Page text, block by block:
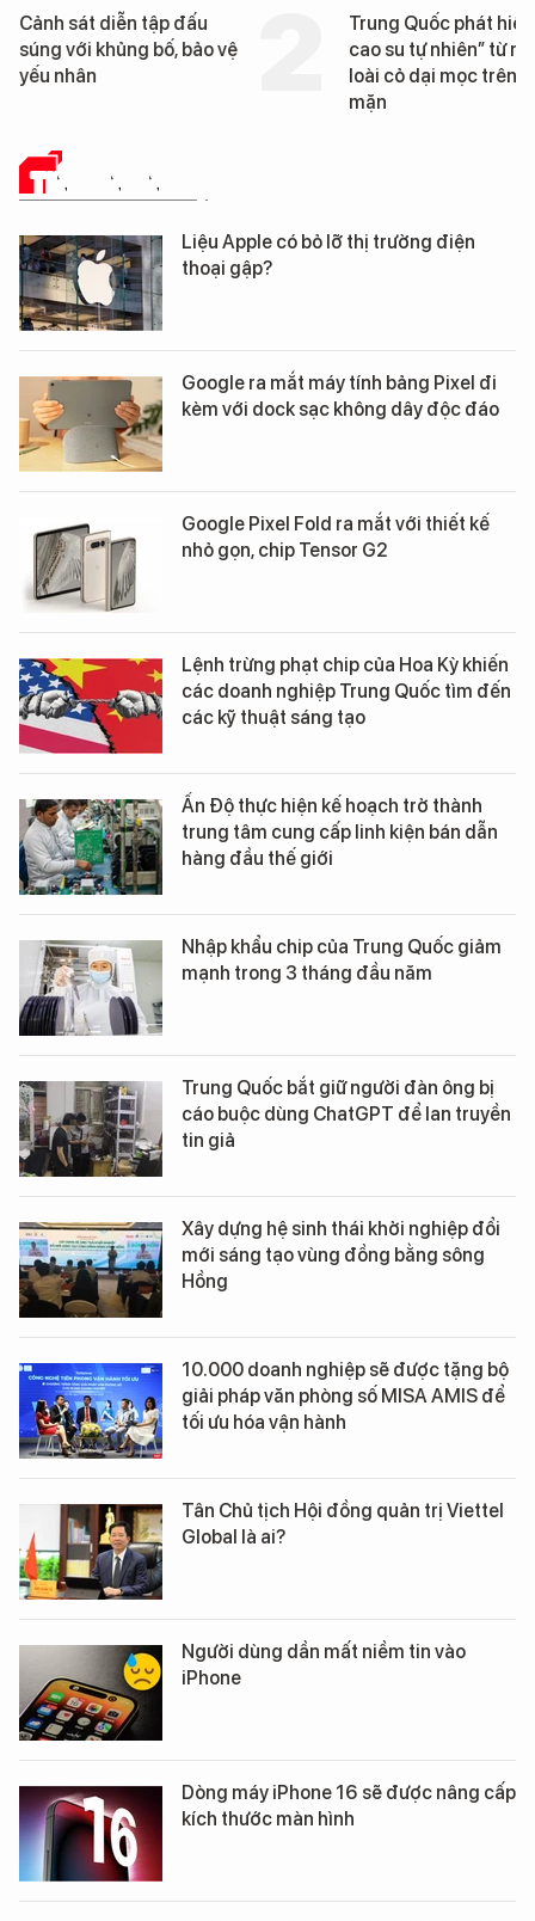
tập đấu
bố, bảo vệ
Trung Quốc phát hiện “mỏ
cao su tự nhiên” từ một
loài cỏ dại mọc trên đất
TIN CÔNG NGHỆ
Liệu Apple có bỏ lỡ thị trường điện
thoại gập?
Google ra mắt máy tính bảng Pixel đi
kèm với dock sạc không dây độc đáo
Google Pixel Fold ra mắt với thiết kế
nhỏ gọn, chip Tensor G2
Lệnh trừng phạt chip của Hoa Kỳ khiến
các doanh nghiệp Trung Quốc tìm đến
các kỹ thuật sáng tạo
Ấn Độ thực hiện kế hoạch trở thành
trung tâm cung cấp linh kiện bán dẫn
hàng đầu thế giới
Nhập khẩu chip của Trung Quốc giảm
mạnh trong 3 tháng đầu năm
Trung Quốc bắt giữ người đàn ông bị
cáo buộc dùng ChatGPT để lan truyền
tin giả
Xây dựng hệ sinh thái khởi nghiệp đổi
mới sáng tạo vùng đồng bằng sông
Hồng
10.000 doanh nghiệp sẽ được tặng bộ
giải pháp văn phòng số MISA AMIS để
tối ưu hóa vận hành
Tân Chủ tịch Hội đồng quản trị Viettel
Global là ai?
Người dùng dần mất niềm tin vào
iPhone
Dòng máy iPhone 16 sẽ được nâng cấp
kích thước màn hình